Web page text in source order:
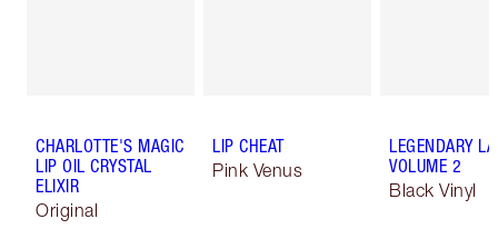
CHARLOTTE'S MAGIC
LIP OIL CRYSTAL
ELIXIR
Original
LIP CHEAT
Pink Venus
LEGENDARY
VOLUME 2
Black Vinyl